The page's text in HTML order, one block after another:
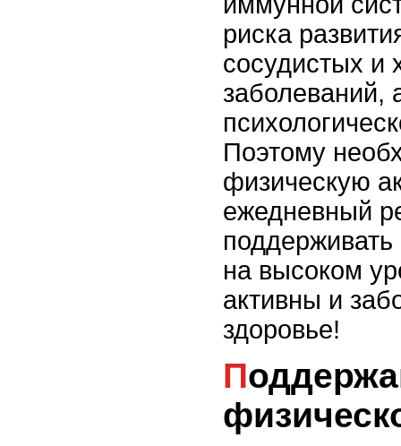
риска
сосудистых и
заболеваний,
Поэтому
физическую
ежедневный
на высоком
активны и
здоровье!
Поддержание